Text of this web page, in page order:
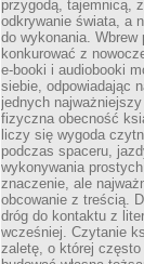
przygodą, tajemnicą,
odkrywanie świata, a
do wykonania.
konkurować z
e-booki i audiobooki
siebie, odpowiadając
jednych
fizyczna obecność
liczy się wygoda
podczas spaceru,
wykonywania
znaczenie, ale
obcowanie z treścią.
dróg do kontaktu z
wcześniej. Czytanie
zaletę, o której